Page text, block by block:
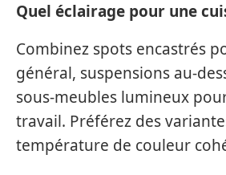
Quel éclairage pour une
Combinez spots encastrés
général, suspensions au-
sous-meubles lumineux
travail. Préférez des
température de couleur